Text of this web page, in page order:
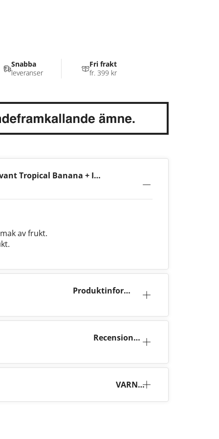
Tropical Banana + Ice
av frukt.
Produktinforma
Recensione
VARNI
Snabba
leveranser
Fri frakt
fr. 399 kr